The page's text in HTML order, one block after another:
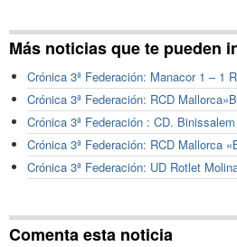
Más noticias que te pueden
Crónica 3ª Federación: Manacor 1 – 1
Crónica 3ª Federación: RCD
Crónica 3ª Federación : CD.
Crónica 3ª Federación: RCD Mallorca
Crónica 3ª Federación: UD Rotlet
Comenta esta noticia